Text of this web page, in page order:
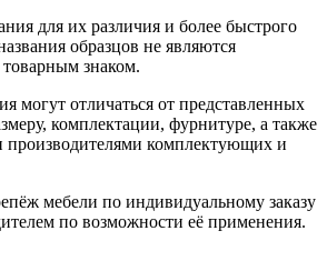
для их различия и более быстрого
образцов не являются
знаком.
могут отличаться от представленных
комплектации, фурнитуре, а также
производителями комплектующих и
мебели по индивидуальному заказу
по возможности её применения.